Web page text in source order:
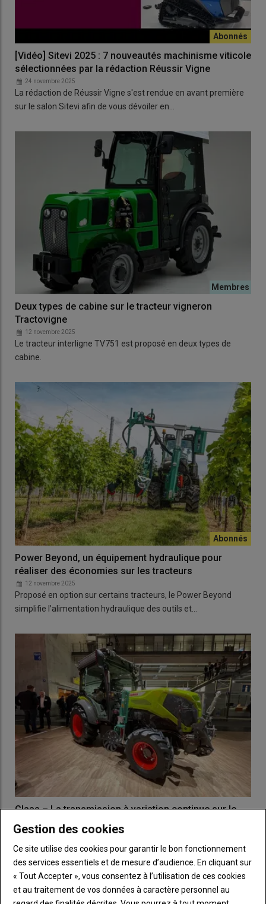
[Vidéo] Sitevi 2025 : 7 nouveautés machinisme viticole
sélectionnées par la rédaction Réussir Vigne
24 novembre 2025
La rédaction de Réussir Vigne s'est rendue en avant première
sur le salon Sitevi afin de vous dévoiler en…
Deux types de cabine sur le tracteur vigneron
Tractovigne
12 novembre 2025
Le tracteur interligne TV751 est proposé en deux types de
cabine.
Power Beyond, un équipement hydraulique pour
réaliser des économies sur les tracteurs
12 novembre 2025
Proposé en option sur certains tracteurs, le Power Beyond
simplifie l’alimentation hydraulique des outils et…
Claas – La transmission à variation continue sur le
Nexos série 2
11 novembre 2025
Claas enrichit son catalogue de tracteurs spécialisés qui
peuvent désormais être équipés d’une transmission à…
Gestion des cookies
Ce site utilise des cookies pour garantir le bon fonctionnement
des services essentiels et de mesure d’audience. En cliquant sur
« Tout Accepter », vous consentez à l’utilisation de ces cookies
et au traitement de vos données à caractère personnel au